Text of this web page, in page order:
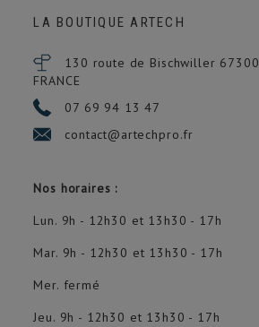
LA BOUTIQUE ARTECH
130 route de Bischwiller 67300
FRANCE
07 69 94 13 47
contact@artechpro.fr
Nos horaires :
Lun. 9h - 12h30 et 13h30 - 17h
Mar. 9h - 12h30 et 13h30 - 17h
Mer. fermé
Jeu. 9h - 12h30 et 13h30 - 17h